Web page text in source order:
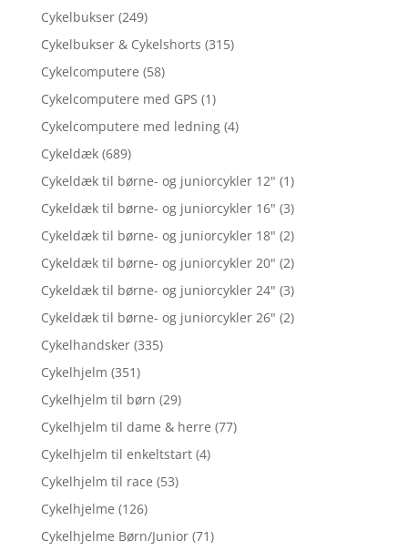
Cykelbukser (249)
Cykelbukser & Cykelshorts (315)
Cykelcomputere (58)
Cykelcomputere med GPS (1)
Cykelcomputere med ledning (4)
Cykeldæk (689)
Cykeldæk til børne- og juniorcykler 12" (1)
Cykeldæk til børne- og juniorcykler 16" (3)
Cykeldæk til børne- og juniorcykler 18" (2)
Cykeldæk til børne- og juniorcykler 20" (2)
Cykeldæk til børne- og juniorcykler 24" (3)
Cykeldæk til børne- og juniorcykler 26" (2)
Cykelhandsker (335)
Cykelhjelm (351)
Cykelhjelm til børn (29)
Cykelhjelm til dame & herre (77)
Cykelhjelm til enkeltstart (4)
Cykelhjelm til race (53)
Cykelhjelme (126)
Cykelhjelme Børn/Junior (71)